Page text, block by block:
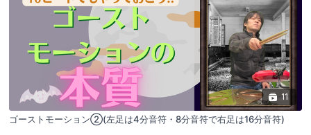
11
ゴーストモーション②(左足は4分音符・8分音符で右足は16分音符)